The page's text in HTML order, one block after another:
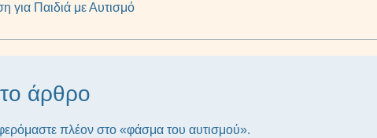
για Παιδιά με Αυτισμό
άρθρο
πλέον στο «φάσμα του αυτισμού».